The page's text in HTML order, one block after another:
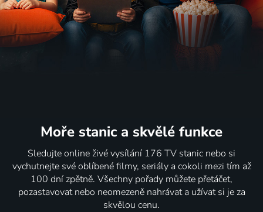
Moře stanic a skvělé funkce
Sledujte online živé vysílání 176 TV stanic nebo si
vychutnejte své oblíbené filmy, seriály a cokoli mezi tím až
100 dní zpětně. Všechny pořady můžete přetáčet,
pozastavovat nebo neomezeně nahrávat a užívat si je za
skvělou cenu.